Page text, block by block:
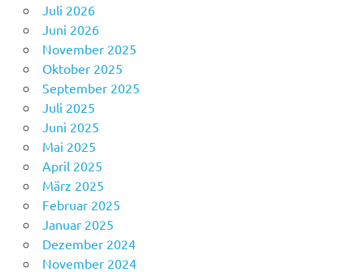
Juli 2026
Juni 2026
November 2025
Oktober 2025
September 2025
Juli 2025
Juni 2025
Mai 2025
April 2025
März 2025
Februar 2025
Januar 2025
Dezember 2024
November 2024